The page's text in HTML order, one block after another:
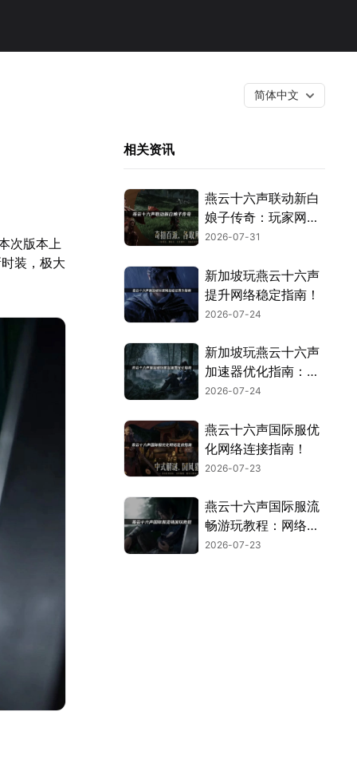
简体中文
次版本上
装，极大
相关资讯
燕云十六声联动新白
娘子传奇：玩家网络
优化指南！
2026-07-31
新加坡玩燕云十六声
提升网络稳定指南！
2026-07-24
新加坡玩燕云十六声
加速器优化指南：网
络优化指南！
2026-07-24
燕云十六声国际服优
化网络连接指南！
2026-07-23
燕云十六声国际服流
畅游玩教程：网络优
化全攻略！
2026-07-23